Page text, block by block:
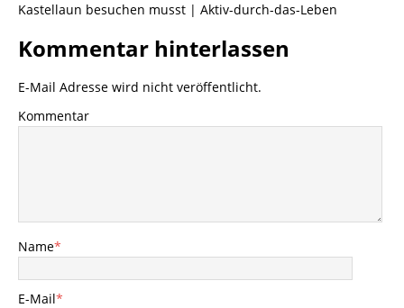
Kastellaun besuchen musst | Aktiv-durch-das-Leben
Kommentar hinterlassen
E-Mail Adresse wird nicht veröffentlicht.
Kommentar
Name*
E-Mail*